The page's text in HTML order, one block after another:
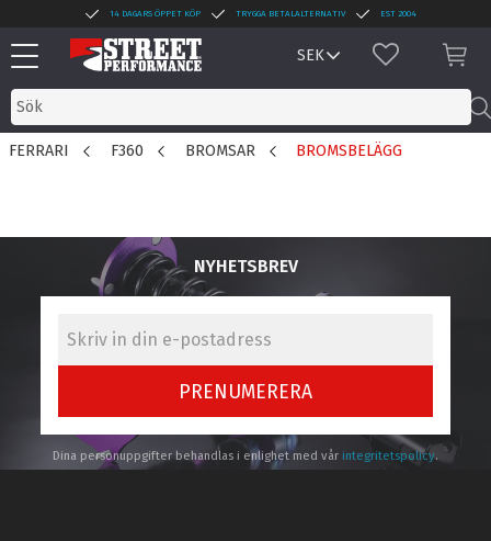
Meny
14 DAGARS ÖPPET KÖP TRYGGA BETALALTERNATIV EST 2004
FAVORITER
FERRARI F360 BROMSAR BROMSBELÄGG
NYHETSBREV
PRENUMERERA
Dina personuppgifter behandlas i enlighet med vår integritetspolicy.